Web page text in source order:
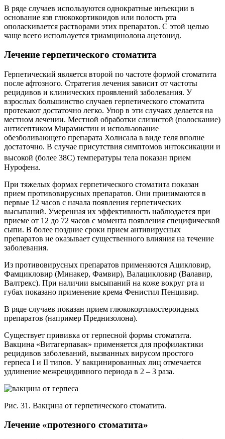
В ряде случаев используются однократные инъекции в
основание язв глюкокортикоидов или полость рта
ополаскивается растворами этих препаратов. С этой целью
чаще всего используется триамцинолона ацетонид.
Лечение герпетического стоматита
Герпетический является второй по частоте формой стоматита
после афтозного. Стратегия лечения зависит от частоты
рецидивов и клинических проявлений заболевания. У
взрослых большинство случаев герпетического стоматита
протекают достаточно легко. Упор в эти случаях делается на
местном лечении. Местной обработки слизистой (полоскание)
антисептиком Мирамистин и использование
обезболивающего препарата Холисала в виде геля вполне
достаточно. В случае присутствия симптомов интоксикации и
высокой (более 38С) температуры тела показан прием
Нурофена.
При тяжелых формах герпетического стоматита показан
прием противовирусных препаратов. Они принимаются в
первые 12 часов с начала появления герпетических
высыпаний. Умеренная их эффективность наблюдается при
приеме от 12 до 72 часов с момента появления специфической
сыпи. В более поздние сроки прием антивирусных
препаратов не оказывает существенного влияния на течение
заболевания.
Из противовирусных препаратов применяются Ацикловир,
Фамцикловир (Минакер, Фамвир), Валацикловир (Валавир,
Валтрекс). При наличии высыпаний на коже вокруг рта и
губах показано применение крема Фенистил Пенцивир.
В ряде случаев показан прием глюкокортикостероидных
препаратов (например Преднизолона).
Существует прививка от герпесной формы стоматита.
Вакцина «Витагерпавак» применяется для профилактики
рецидивов заболеваний, вызванных вирусом простого
герпеса I и II типов. У вакцинированных лиц отмечается
удлинение межрецидивного периода в 2 – 3 раза.
Рис. 31. Вакцина от герпетического стоматита.
Лечение «протезного стоматита»